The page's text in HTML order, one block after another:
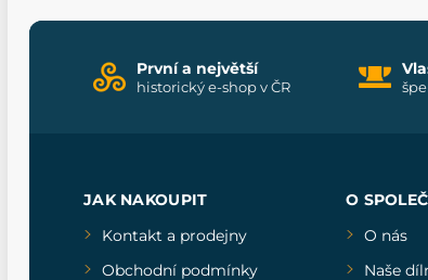
První a největší
historický e-shop v ČR
JAK NAKOUPIT
Kontakt a prodejny
Obchodní podmínky
O
O nás
Naše